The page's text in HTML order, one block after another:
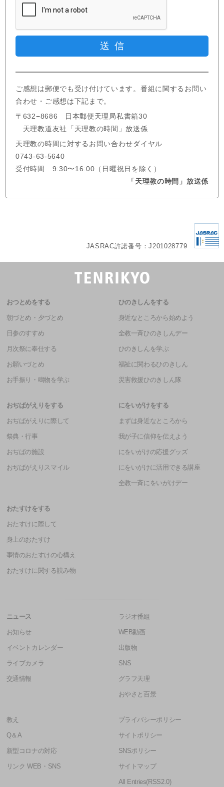
ご感想は郵便でも受け付けています。番組に関するお問い
合わせ・ご感想は下記まで。
〒632−8686 日本郵便天理局私書箱30
天理教道友社「天理教の時間」放送係
天理教の時間に対するお問い合わせダイヤル
0743-63-5640
受付時間 9:30〜16:00（日曜祝日を除く）
「天理教の時間」放送係
JASRAC許諾番号：J201028779
おつとめをする
朝づとめ・夕づとめ
日参のすすめ
月次祭に奉仕する
お願いづとめ
お手振り・鳴物を学ぶ
ひのきしんをする
身近なところから始めよう
全教一斉ひのきしんデー
ひのきしんを学ぶ
福祉に関わるひのきしん
災害救援ひのきしん隊
おぢばがえりをする
おぢばがえりに際して
祭典・行事
おぢばの施設
おぢばがえりスマイル
にをいがけをする
まずは身近なところから
我が子に信仰を伝えよう
にをいがけの応援グッズ
にをいがけに活用できる講座
全教一斉にをいがけデー
おたすけをする
おたすけに際して
身上のおたすけ
事情のおたすけの心構え
おたすけに関する読み物
ニュース
お知らせ
イベントカレンダー
ライブカメラ
交通情報
ラジオ番組
WEB動画
出版物
SNS
グラフ天理
おやさと百景
教え
Q＆A
新型コロナの対応
リンク WEB・SNS
プライバシーポリシー
サイトポリシー
SNSポリシー
サイトマップ
All Entries(RSS2.0)